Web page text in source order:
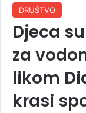
DRUŠTVO
Djeca
za
likom
krasi